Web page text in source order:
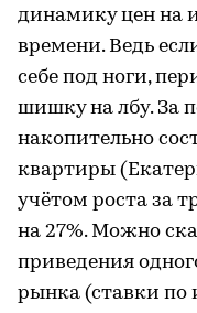
динамику цен на
времени. Ведь
себе под ноги,
шишку на лбу. За
накопительно
квартиры
учётом роста за
на 27%. Можно
приведения
рынка (ставки по